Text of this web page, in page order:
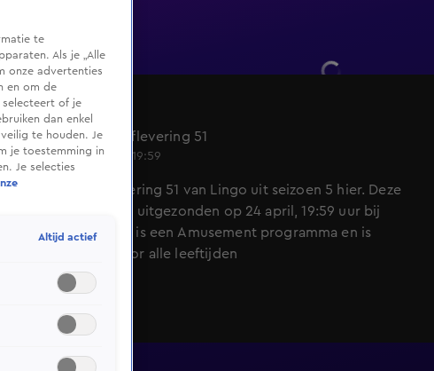
Lingo
Seizoen 5, aflevering 51
24 apr 2023, 19:59
Bekijk aflevering 51 van Lingo uit seizoen 5 hier. Deze
aflevering is uitgezonden op 24 april, 19:59 uur bij
NET5. Lingo is een Amusement programma en is
geschikt voor alle leeftijden
te
Als je „Alle
onze advertenties
en om de
selecteert of je
dan enkel
te houden. Je
je toestemming in
Je selecties
Altijd actief